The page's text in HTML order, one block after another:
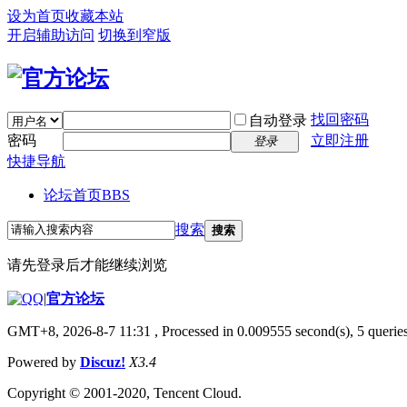
设为首页收藏本站
开启辅助访问 切换到窄版
自动登录 找回密码
密码
登录
立即注册
快捷导航
论坛首页BBS
搜索 搜索
请先登录后才能继续浏览
|官方论坛
GMT+8, 2026-8-7 11:31 , Processed in 0.009555 second(s), 5
Powered by Discuz! X3.4
Copyright © 2001-2020, Tencent Cloud.